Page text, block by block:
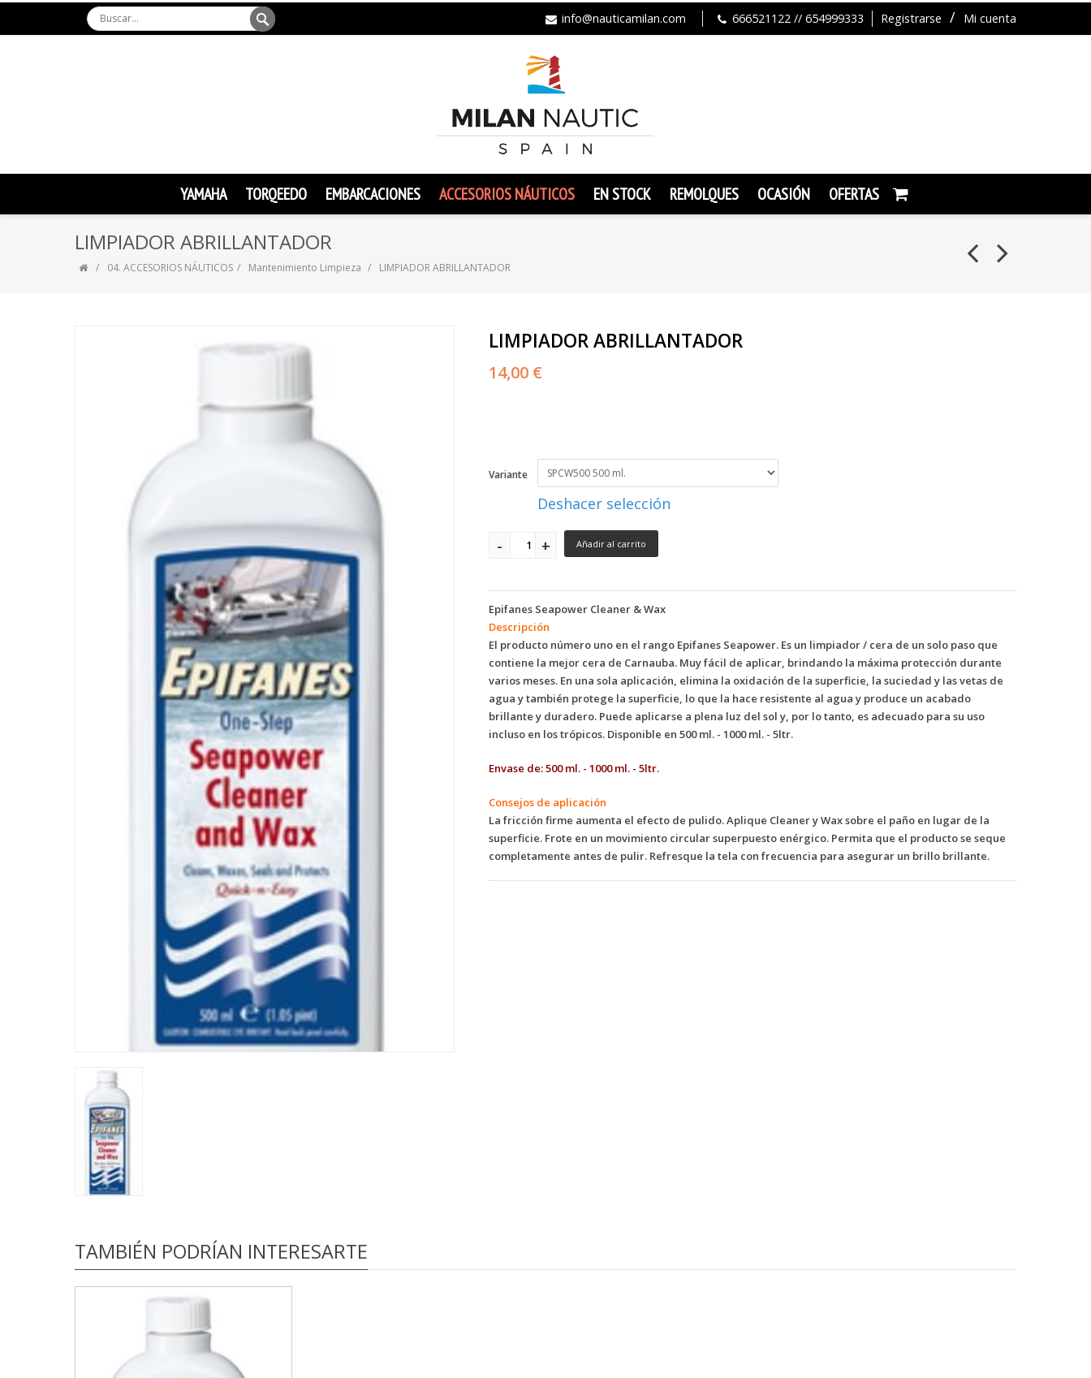
Registrarse Mi cuenta
info@nauticamilan.com 666521122 // 654999333
YAMAHA TORQEEDO EMBARCACIONES ACCESORIOS NÁUTICOS EN STOCK REMOLQUES OCASIÓN OFERTAS
LIMPIADOR ABRILLANTADOR
04. ACCESORIOS NÁUTICOS Mantenimiento Limpieza LIMPIADOR ABRILLANTADOR
LIMPIADOR ABRILLANTADOR
14,00 €
Variante
Deshacer selección
Añadir al carrito
Epifanes Seapower Cleaner & Wax
Descripción
El producto número uno en el rango Epifanes Seapower. Es un limpiador / cera de un solo paso que
contiene la mejor cera de Carnauba. Muy fácil de aplicar, brindando la máxima protección durante
varios meses. En una sola aplicación, elimina la oxidación de la superficie, la suciedad y las vetas de
agua y también protege la superficie, lo que la hace resistente al agua y produce un acabado
brillante y duradero. Puede aplicarse a plena luz del sol y, por lo tanto, es adecuado para su uso
incluso en los trópicos. Disponible en 500 ml. - 1000 ml. - 5ltr.
Envase de:500 ml. - 1000 ml. - 5ltr.
Consejos de aplicación
La fricción firme aumenta el efecto de pulido. Aplique Cleaner y Wax sobre el paño en lugar de la
superficie. Frote en un movimiento circular superpuesto enérgico. Permita que el producto se seque
completamente antes de pulir. Refresque la tela con frecuencia para asegurar un brillo brillante.
TAMBIÉN PODRÍAN INTERESARTE